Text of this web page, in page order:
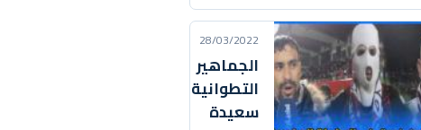
28/03/2022
الجماهير
التطوانية
سعيدة